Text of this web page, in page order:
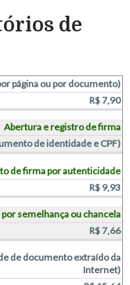
de
página ou por documento)
R$ 7,90
Abertura e registro de firma
de identidade e CPF)
de firma por autenticidade
R$ 9,93
semelhança ou chancela
R$ 7,66
de documento extraído da
Internet)